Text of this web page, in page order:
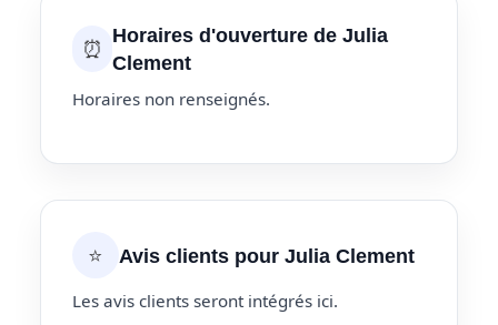
⏰ Horaires d'ouverture de Julia
Clement
Horaires non renseignés.
⭐ Avis clients pour Julia Clement
Les avis clients seront intégrés ici.